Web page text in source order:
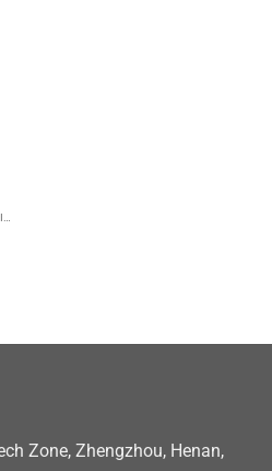
FRITEUITOARE ELECTRICE SUB PRESIUNE
Zone, Zhengzhou, Henan,